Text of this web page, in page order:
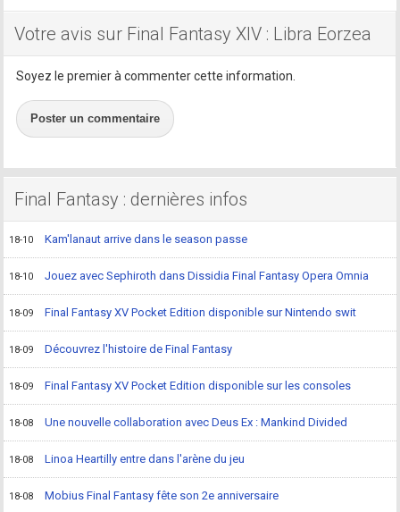
Votre avis sur Final Fantasy XIV : Libra Eorzea
Soyez le premier à commenter cette information.
Poster un commentaire
Final Fantasy : dernières infos
18-10 Kam'lanaut arrive dans le season passe
18-10 Jouez avec Sephiroth dans Dissidia Final Fantasy Opera Omnia
18-09 Final Fantasy XV Pocket Edition disponible sur Nintendo swit
18-09 Découvrez l'histoire de Final Fantasy
18-09 Final Fantasy XV Pocket Edition disponible sur les consoles
18-08 Une nouvelle collaboration avec Deus Ex : Mankind Divided
18-08 Linoa Heartilly entre dans l'arène du jeu
18-08 Mobius Final Fantasy fête son 2e anniversaire